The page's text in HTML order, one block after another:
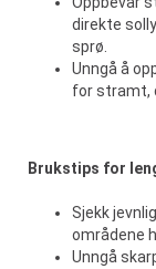
direkte
sprø.
Unngå å
for stramt,
Brukstips for
Sjekk
områdene
Unngå